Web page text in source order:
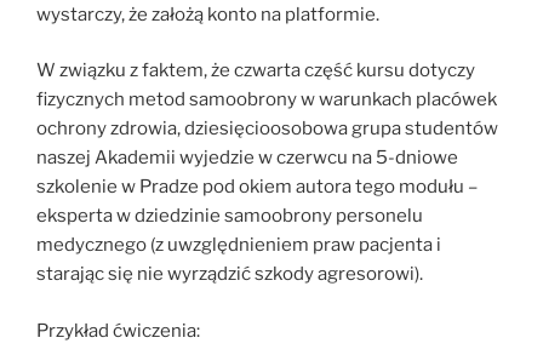
wystarczy, że założą konto na platformie.
W związku z faktem, że czwarta część kursu dotyczy
fizycznych metod samoobrony w warunkach placówek
ochrony zdrowia, dziesięcioosobowa grupa studentów
naszej Akademii wyjedzie w czerwcu na 5-dniowe
szkolenie w Pradze pod okiem autora tego modułu –
eksperta w dziedzinie samoobrony personelu
medycznego (z uwzględnieniem praw pacjenta i
starając się nie wyrządzić szkody agresorowi).
Przykład ćwiczenia: